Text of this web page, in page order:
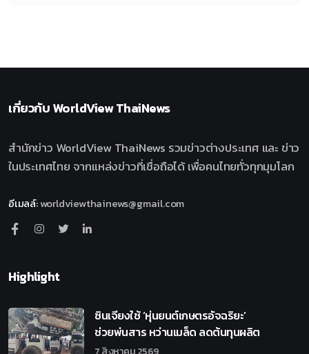
เกี่ยวกับWorldView ThaiNews
สำนักข่าว WorldView ThaiNews รวมข่าวต่างประเทศ และ ข่าว
ในประเทศไทย จากแหล่งข่าวที่เชื่อถือได้ เพื่อคนไทยทั่วทุกมุมโลก
อีเมลล์:worldviewthainews@gmail.com
Highlight
ซินเจียงใช้ ‘หุ่นยนต์เกษตรอัจฉริยะ’
ช่วยพ่นสาร หว่านเมล็ด ลดต้นทุนผลิต